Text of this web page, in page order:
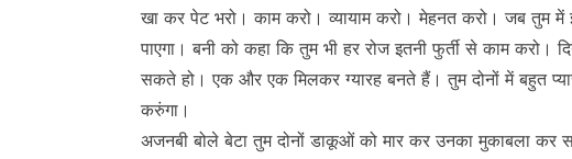
खा कर पेट भरो। काम करो। व्यायाम करो। मेहनत करो। जब तुम में
पाएगा। बनी को कहा कि तुम भी हर रोज इतनी फुर्ती से काम
सकते हो। एक और एक मिलकर ग्यारह बनते हैं। तुम दोनों में बहुत
करुंगा।
अजनबी बोले बेटा तुम दोनों डाकूओं को मार कर उनका मुकाबला कर